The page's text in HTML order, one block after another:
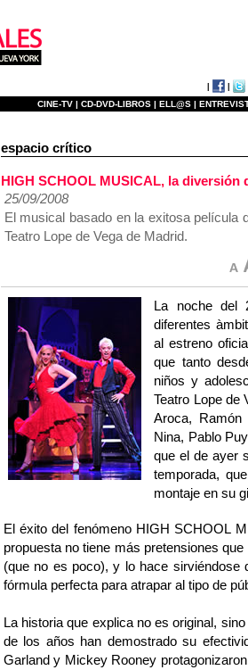
CINE-TV | CD-DVD-LIBROS | ELL@S |
espacio crítico
HIGH SCHOOL MUSICAL, la diversión
25/09/2008
El musical basado en la exitosa película
Teatro Lope de Vega de Madrid.
La noche del
diferentes
al estreno
que tanto
niños y
Teatro Lope de
Aroca,
Nina, Pablo
que el de ayer
temporada,
montaje en su
El éxito del fenómeno HIGH SCHOOL
propuesta no tiene más pretensiones
(que no es poco), y lo hace sirviéndose
fórmula perfecta para atrapar al tipo de
La historia que explica no es original,
de los años han demostrado su
Garland y Mickey Rooney